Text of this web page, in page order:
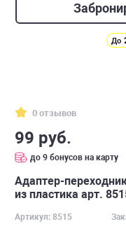
До
0 отзывов
99 руб.
до 9 бонусов на карту
Адаптер-
из пластика арт.
Артикул: 8515